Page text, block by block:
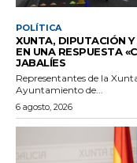
POLÍTICA
XUNTA, DIPUTACIÓN
EN UNA RESPUESTA
JABALÍES
Representantes de la
Ayuntamiento de...
6 agosto, 2026